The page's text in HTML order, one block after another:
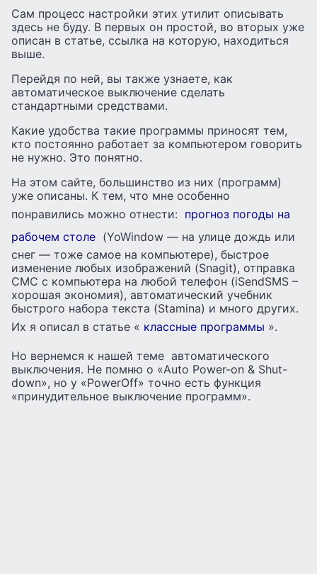
Сам процесс настройки этих утилит описывать
здесь не буду. В первых он простой, во вторых уже
описан в статье, ссылка на которую, находиться
выше.
Перейдя по ней, вы также узнаете, как
автоматическое выключение сделать
стандартными средствами.
Какие удобства такие программы приносят тем,
кто постоянно работает за компьютером говорить
не нужно. Это понятно.
На этом сайте, большинство из них (программ)
уже описаны. К тем, что мне особенно
понравились можно отнести: прогноз погоды на
рабочем столе (YoWindow — на улице дождь или
снег — тоже самое на компьютере), быстрое
изменение любых изображений (Snagit), отправка
СМС с компьютера на любой телефон (iSendSMS –
хорошая экономия), автоматический учебник
быстрого набора текста (Stamina) и много других.
Их я описал в статье « классные программы ».
Но вернемся к нашей теме автоматического
выключения. Не помню о «Auto Power-on & Shut-
down», но у «PowerOff» точно есть функция
«принудительное выключение программ».